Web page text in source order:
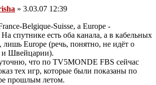
» 3.03.07 12:39
Belgique-Suisse, а Europe -
спутнике есть оба канала, а в кабельных
лишь Europe (речь, понятно, не идёт о
и Швейцарии).
что по TV5MONDE FBS сейчас
тех игр, которые были показаны по
прошлым летом.